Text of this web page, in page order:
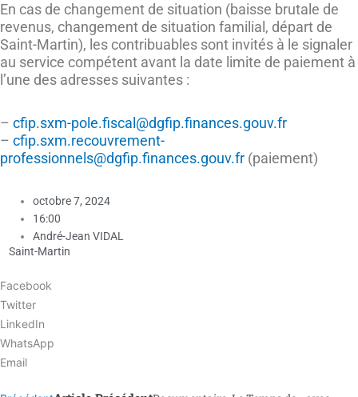
En cas de changement de situation (baisse brutale de
revenus, changement de situation familial, départ de
Saint-Martin), les contribuables sont invités à le signaler
au service compétent avant la date limite de paiement à
l’une des adresses suivantes :
– cfip.sxm-pole.fiscal@dgfip.finances.gouv.fr
– cfip.sxm.recouvrement-
professionnels@dgfip.finances.gouv.fr (paiement)
octobre 7, 2024
16:00
André-Jean VIDAL
Saint-Martin
Facebook
Twitter
LinkedIn
WhatsApp
Email